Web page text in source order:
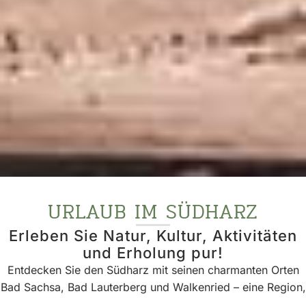
URLAUB IM SÜDHARZ
Erleben Sie Natur, Kultur, Aktivitäten
und Erholung pur!
Entdecken Sie den Südharz mit seinen charmanten Orten
Bad Sachsa, Bad Lauterberg und Walkenried – eine Region,